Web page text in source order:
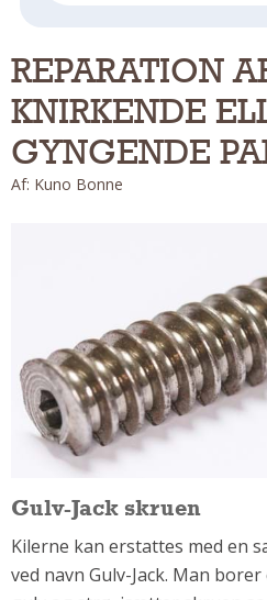
Udendørs
Kan Det Males?
Udskiftning Og Montage
Om Materialer
HANDYMAN
Tips Og Tricks
Kemi
GARTNER
REPARATION
KNIRKENDE
GYNGENDE
Af: Kuno Bonne
Gulv-Jack skruen
Kilerne kan erstattes med en
ved navn Gulv-Jack. Man